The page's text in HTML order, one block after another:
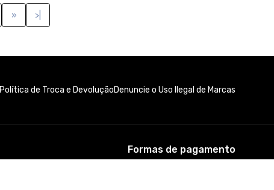
» >|
Política de Troca e DevoluçãoDenuncie o Uso Ilegal de Marcas
Formas de pagamento